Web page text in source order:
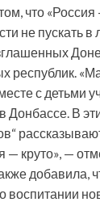
что «Россия
не пускать в
республик.
с детьми
Донбассе. В
— круто», —
добавила,
воспитании